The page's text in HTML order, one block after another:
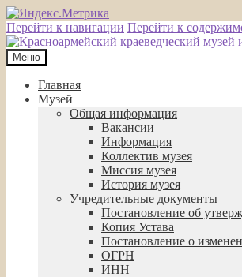
Перейти к навигации Перейти к
Меню
Главная
Музей
Общая информация
Вакансии
Информация
Коллектив музея
Миссия музея
История музея
Учредительные документы
Постановление об
Копия Устава
Постановление о
ОГРН
ИНН